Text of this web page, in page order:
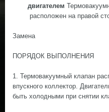
двигателем
расположен на правой
Замена
ПОРЯДОК ВЫПОЛНЕНИЯ
1. Термовакуумный клапан
впускного коллектор.
быть холодными при снятии